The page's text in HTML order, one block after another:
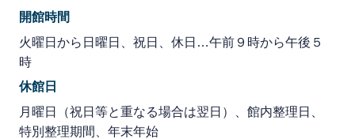
開館時間
火曜日から日曜日、祝日、休日…午前９時から午後５
時
休館日
月曜日（祝日等と重なる場合は翌日）、館内整理日、
特別整理期間、年末年始